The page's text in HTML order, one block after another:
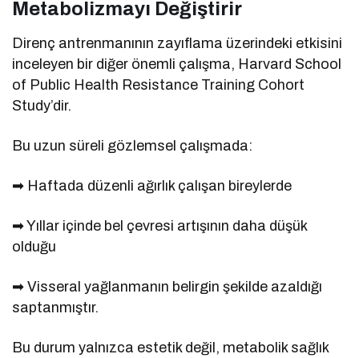
Metabolizmayı Değiştirir
Direnç antrenmanının zayıflama üzerindeki etkisini
inceleyen bir diğer önemli çalışma, Harvard School
of Public Health Resistance Training Cohort
Study’dir.
Bu uzun süreli gözlemsel çalışmada:
➡ Haftada düzenli ağırlık çalışan bireylerde
➡ Yıllar içinde bel çevresi artışının daha düşük
olduğu
➡ Visseral yağlanmanın belirgin şekilde azaldığı
saptanmıştır.
Bu durum yalnızca estetik değil, metabolik sağlık